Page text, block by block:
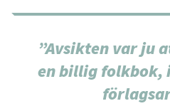
”Avsikten var ju
en billig folkbok,